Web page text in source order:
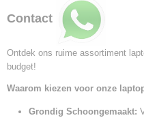
Contact
Ontdek ons ruime assortiment
budget!
Waarom kiezen voor onze
Grondig Schoongemaakt: